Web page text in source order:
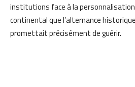
institutions face à la personnalisation
continental que l’alternance
promettait précisément de guérir.